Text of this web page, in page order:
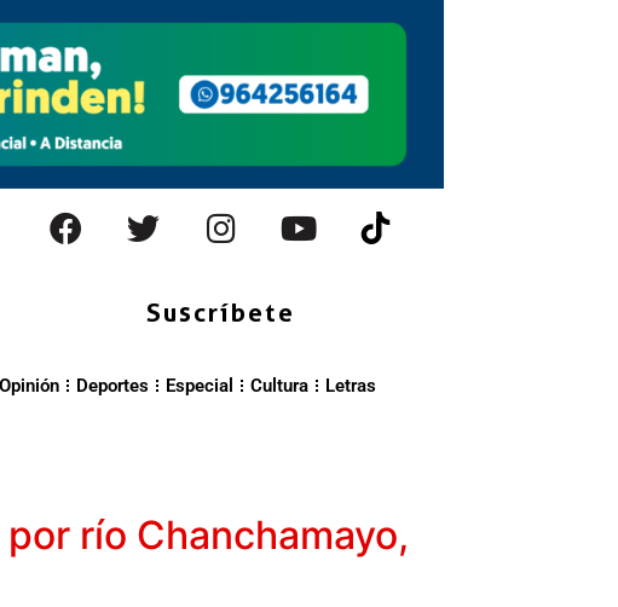
Suscríbete
Opinión Deportes Especial Cultura Letras
río Chanchamayo,